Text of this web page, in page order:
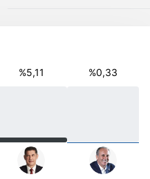
%5,11 %0,33